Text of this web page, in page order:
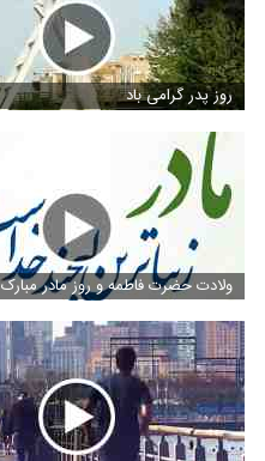
روز پدر گرامی باد
ولادت حضرت فاطمه و روز مادر مبارک